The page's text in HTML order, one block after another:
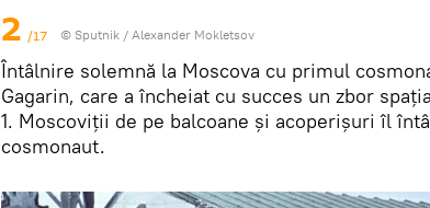
2 /17 © Sputnik / Alexander Mokletsov
Întâlnire solemnă la Moscova cu primul
Gagarin, care a încheiat cu succes un zbor
1. Moscoviții de pe balcoane și acoperișuri îl
cosmonaut.